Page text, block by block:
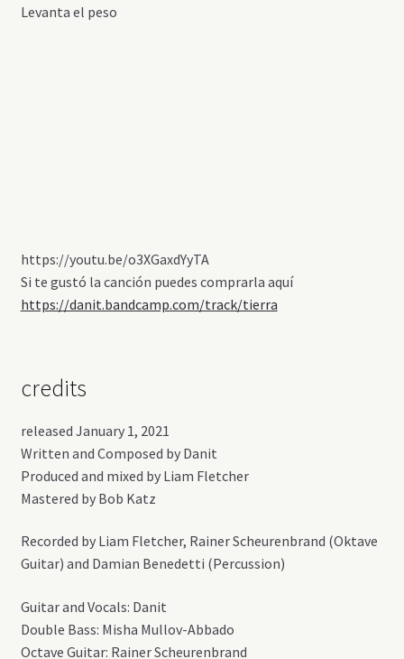
Levanta el peso
https://youtu.be/o3XGaxdYyTA
Si te gustó la canción puedes comprarla aquí
https://danit.bandcamp.com/track/tierra
credits
released January 1, 2021
Written and Composed by Danit
Produced and mixed by Liam Fletcher
Mastered by Bob Katz
Recorded by Liam Fletcher, Rainer Scheurenbrand (Oktave
Guitar) and Damian Benedetti (Percussion)
Guitar and Vocals: Danit
Double Bass: Misha Mullov-Abbado
Octave Guitar: Rainer Scheurenbrand